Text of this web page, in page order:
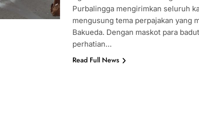
Purbalingga mengirimkan seluruh
mengusung tema perpajakan yang
Bakueda. Dengan maskot para
perhatian…
Read Full News